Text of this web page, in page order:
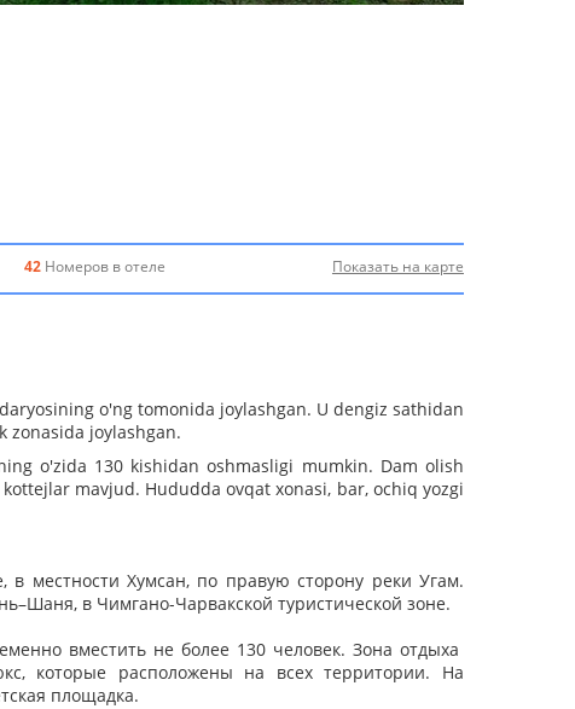
42Номеров в отеле Показать на карте
o'ng tomonida joylashgan. U dengiz sathidan
zonasida joylashgan.
o'zida 130 kishidan oshmasligi mumkin. Dam olish
mavjud. Hududda ovqat xonasi, bar, ochiq yozgi
местности Хумсан, по правую сторону реки Угам.
в Чимгано-Чарвакской туристической зоне.
вместить не более 130 человек. Зона отдыха
которые расположены на всех территории. На
площадка.